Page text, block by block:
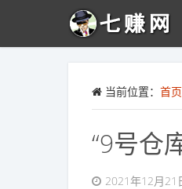
当前位置： 首页
“9号仓
2021年12月21